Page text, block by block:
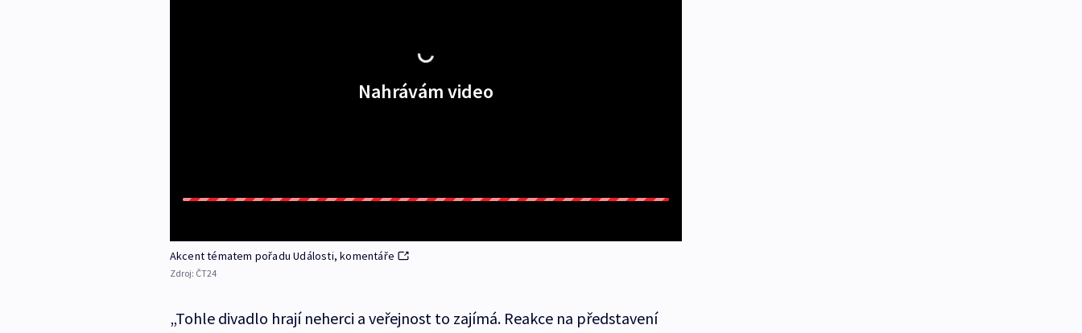
Nahrávám video
Akcent tématem pořadu Události, komentáře
Zdroj: ČT24
„Tohle divadlo hrají neherci a veřejnost to zajímá. Reakce na představení